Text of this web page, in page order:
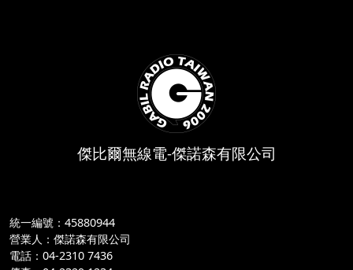
傑比爾無線電-傑諾森有限公司
統一編號：45880944
營業人：傑諾森有限公司
電話：04-2310 7436